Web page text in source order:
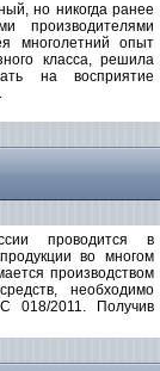
но никогда ранее
производителями
многолетний опыт
класса, решила
на восприятие
проводится в
во многом
производством
необходимо
018/2011. Получив